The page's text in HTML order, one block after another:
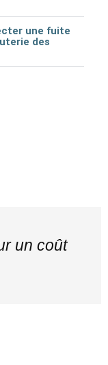
une fuite
des
un coût